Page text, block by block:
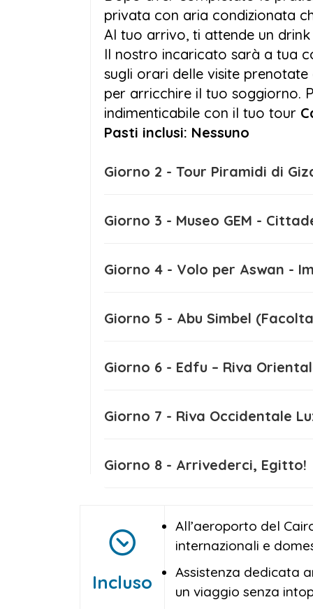
Durante il nostro pacchetto Cairo
templi diKom Omboed Edfu,
Luxor, per chi lo desidera, sarà
Simbel, uno dei siti più iconici
L’ultima tappa del viaggio il Cairo
un’avventura epica sulle rive del
con iltour Cairo e crociera sul
privata con aria condizionata
Al tuo arrivo, ti attende un
Il nostro incaricato sarà a tua
sugli orari delle visite
per arricchire il tuo soggiorno.
indimenticabile con il tuo tour
Pasti inclusi: Nessuno
Giorno 2 - Tour Piramidi
Giorno 3 - Museo GEM
Giorno 4 - Volo per
Giorno 5 - Abu Simbel
Giorno 6 - Edfu – Riva
Giorno 7 - Riva
Giorno 8 - Arrivederci, Egitto!
Incluso
All’aeroporto del
internazionali e
Assistenza dedicata
un viaggio senza